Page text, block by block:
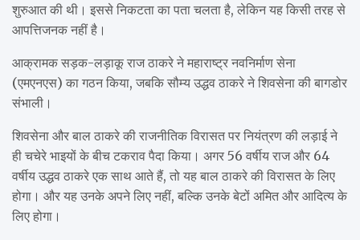
शुरुआत की थी। इससे निकटता का पता चलता है, लेकिन यह किसी तरह से
आपत्तिजनक नहीं है।
आक्रामक सड़क-लड़ाकू राज ठाकरे ने महाराष्ट्र नवनिर्माण सेना
(एमएनएस) का गठन किया, जबकि सौम्य उद्धव ठाकरे ने शिवसेना की बागडोर
संभाली।
शिवसेना और बाल ठाकरे की राजनीतिक विरासत पर नियंत्रण की लड़ाई ने
ही चचेरे भाइयों के बीच टकराव पैदा किया। अगर 56 वर्षीय राज और 64
वर्षीय उद्धव ठाकरे एक साथ आते हैं, तो यह बाल ठाकरे की विरासत के लिए
होगा। और यह उनके अपने लिए नहीं, बल्कि उनके बेटों अमित और आदित्य के
लिए होगा।